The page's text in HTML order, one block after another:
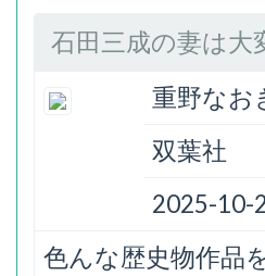
石田三成の妻は大
重野なお
双葉社
2025-10-
色んな歴史物作品